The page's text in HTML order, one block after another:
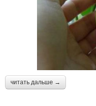
читать дальше →